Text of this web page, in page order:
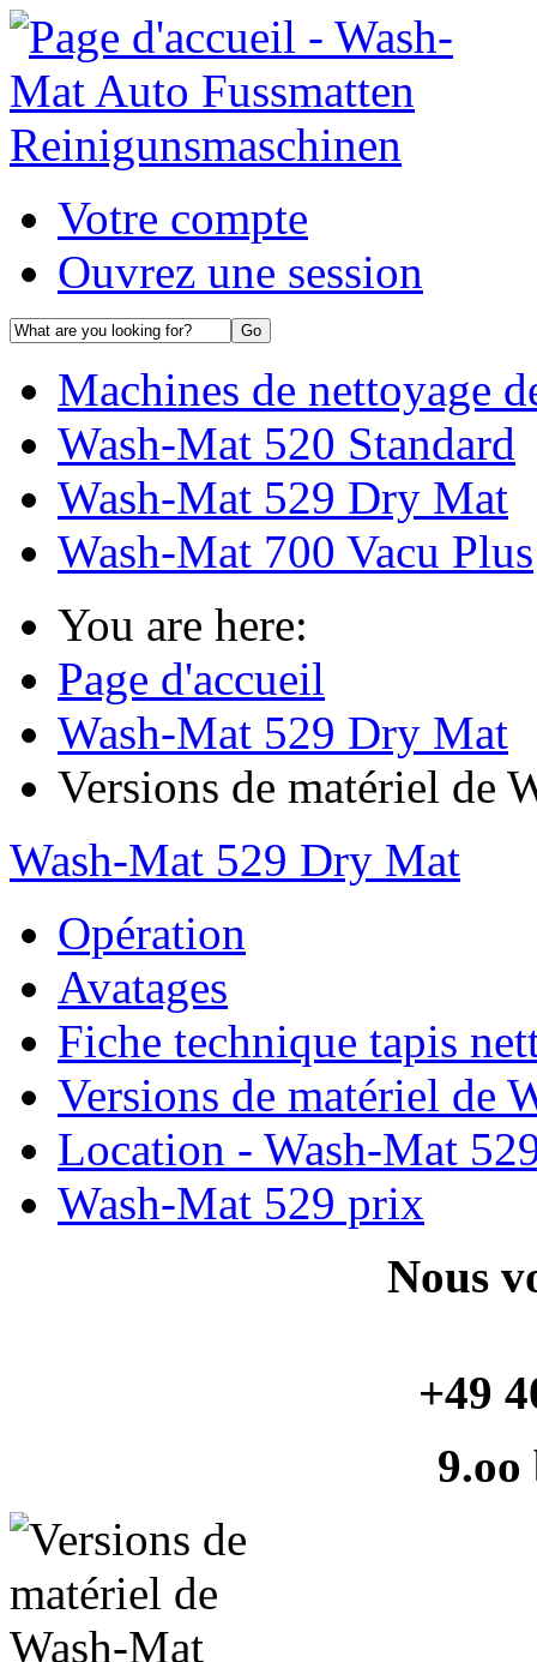
Votre compte
Ouvrez une session
Machines de nettoyage
Wash-Mat 520 Standard
Wash-Mat 529 Dry Mat
Wash-Mat 700 Vacu Plus
You are here:
Page d'accueil
Wash-Mat 529 Dry Mat
Versions de matériel de
Wash-Mat 529 Dry Mat
Opération
Avatages
Fiche technique tapis
Versions de matériel de
Location - Wash-Mat
Wash-Mat 529 prix
Nous
+49
9.oo